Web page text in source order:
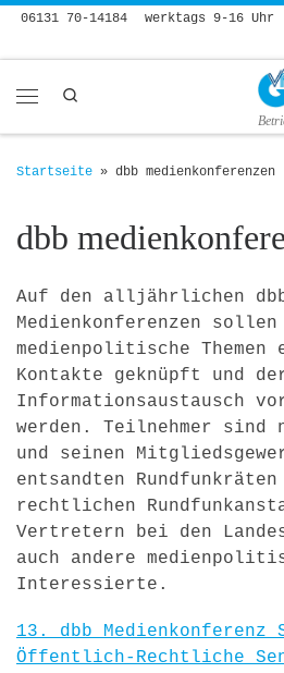
Zum Inhalt springen
06131 70-14184 werktags 9-16 Uhr
Startseite » dbb medienkonferenzen
dbb
Auf den alljährlichen
Medienkonferenzen
medienpolitische
Kontakte geknüpft und
Informationsaustausch
werden. Teilnehmer sind
und seinen
entsandten
rechtlichen
Vertretern bei den
auch andere
Interessierte.
13. dbb Medienkonferenz
Öffentlich-Rechtliche